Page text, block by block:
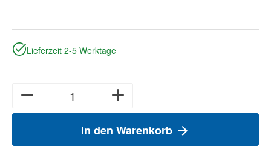
Lieferzeit 2-5 Werktage
In den Warenkorb